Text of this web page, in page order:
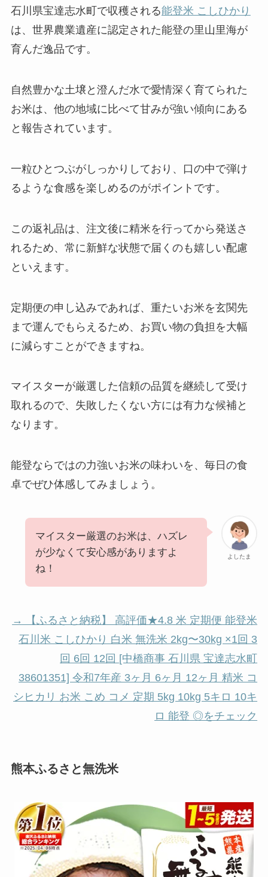
石川県宝達志水町で収穫される能登米 こしひかり
は、世界農業遺産に認定された能登の里山里海が
育んだ逸品です。
自然豊かな土壌と澄んだ水で愛情深く育てられた
お米は、他の地域に比べて甘みが強い傾向にある
と報告されています。
一粒ひとつぶがしっかりしており、口の中で弾け
るような食感を楽しめるのがポイントです。
この返礼品は、注文後に精米を行ってから発送さ
れるため、常に新鮮な状態で届くのも嬉しい配慮
といえます。
定期便の申し込みであれば、重たいお米を玄関先
まで運んでもらえるため、お買い物の負担を大幅
に減らすことができますね。
マイスターが厳選した信頼の品質を継続して受け
取れるので、失敗したくない方には有力な候補と
なります。
能登ならではの力強いお米の味わいを、毎日の食
卓でぜひ体感してみましょう。
よしたま
マイスター厳選のお米は、ハズレ
が少なくて安心感がありますよ
ね！
→ 【ふるさと納税】 高評価★4.8 米 定期便 能登米
石川米 こしひかり 白米 無洗米 2kg〜30kg ×1回 3
回 6回 12回 [中橋商事 石川県 宝達志水町
38601351] 令和7年産 3ヶ月 6ヶ月 12ヶ月 精米 コ
シヒカリ お米 こめ コメ 定期 5kg 10kg 5キロ 10キ
ロ 能登 ◎をチェック
熊本ふるさと無洗米